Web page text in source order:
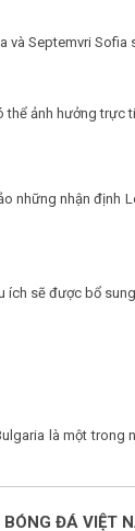
Septemvri Sofia
ảnh hưởng
những nhận định
sẽ được bổ
là một
BÓNG ĐÁ VIỆT